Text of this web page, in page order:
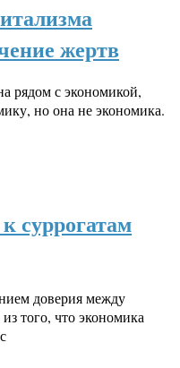
жертв
рядом с экономикой,
но она не экономика.
суррогатам
доверия между
того, что экономика